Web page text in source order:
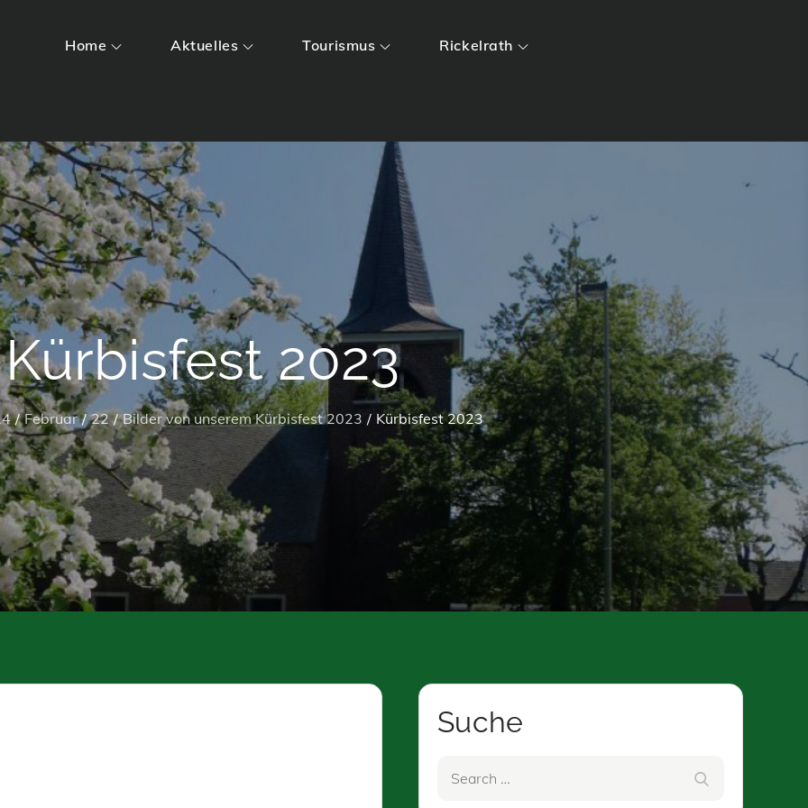
Home Aktuelles Tourismus Rickelrath
Kürbisfest 2023
Februar 22 Bilder von unserem Kürbisfest 2023 Kürbisfest 2023
Suche